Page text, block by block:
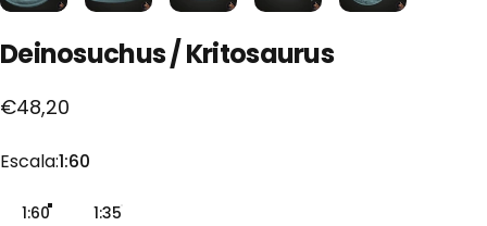
Deinosuchus/Kritosaurus
€48,20
Escala
Escala:1:60
1:60 1:35